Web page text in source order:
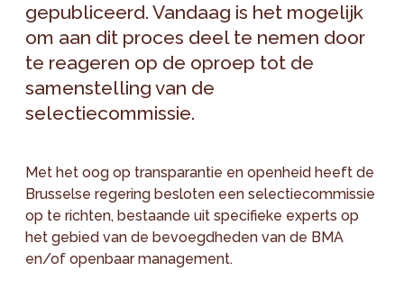
gepubliceerd. Vandaag is het mogelijk
om aan dit proces deel te nemen door
te reageren op de oproep tot de
samenstelling van de
selectiecommissie.
Met het oog op transparantie en openheid heeft de
Brusselse regering besloten een selectiecommissie
op te richten, bestaande uit specifieke experts op
het gebied van de bevoegdheden van de BMA
en/of openbaar management.